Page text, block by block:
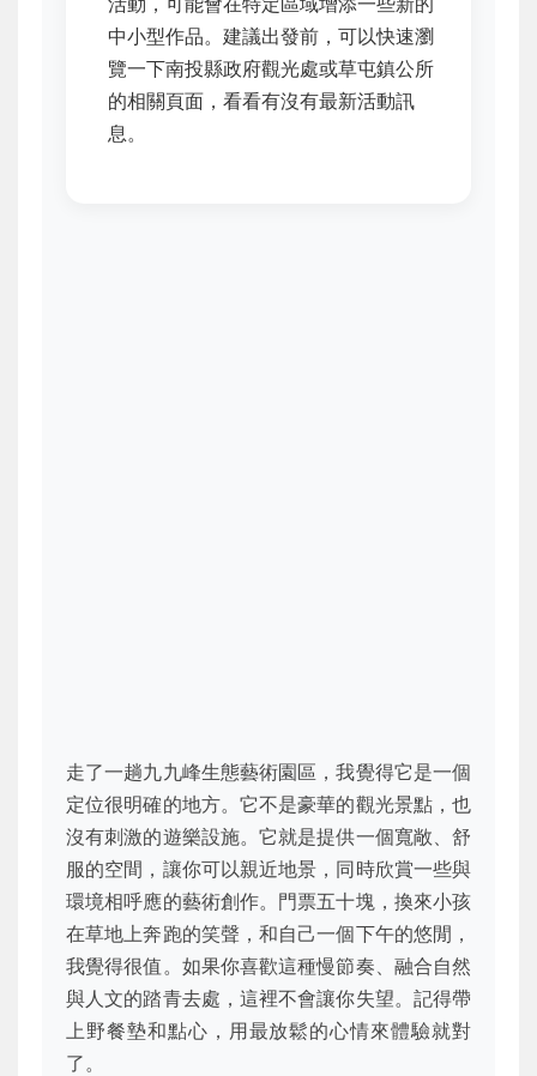
中小型作品。建議出發前，可以快速瀏
覽一下南投縣政府觀光處或草屯鎮公所
的相關頁面，看看有沒有最新活動訊
息。
走了一趟九九峰生態藝術園區，我覺得它是一個
定位很明確的地方。它不是豪華的觀光景點，也
沒有刺激的遊樂設施。它就是提供一個寬敞、舒
服的空間，讓你可以親近地景，同時欣賞一些與
環境相呼應的藝術創作。門票五十塊，換來小孩
在草地上奔跑的笑聲，和自己一個下午的悠閒，
我覺得很值。如果你喜歡這種慢節奏、融合自然
與人文的踏青去處，這裡不會讓你失望。記得帶
上野餐墊和點心，用最放鬆的心情來體驗就對
了。